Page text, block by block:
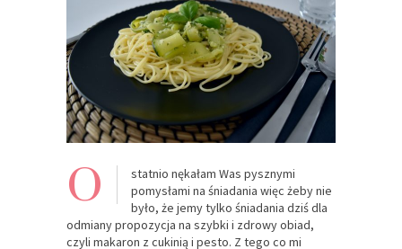
O
statnio nękałam Was pysznymi
pomysłami na śniadania więc żeby nie
było, że jemy tylko śniadania dziś dla
odmiany propozycja na szybki i zdrowy obiad,
czyli makaron z cukinią i pesto. Z tego co mi